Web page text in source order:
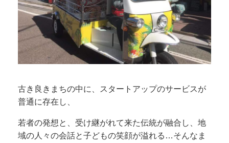
古き良きまちの中に、スタートアップのサービスが
普通に存在し、
若者の発想と、受け継がれて来た伝統が融合し、地
域の人々の会話と子どもの笑顔が溢れる…そんなま